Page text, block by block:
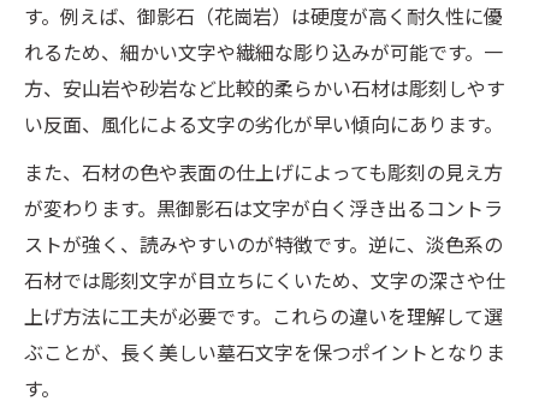
す。例えば、御影石（花崗岩）は硬度が高く耐久性に優
れるため、細かい文字や繊細な彫り込みが可能です。一
方、安山岩や砂岩など比較的柔らかい石材は彫刻しやす
い反面、風化による文字の劣化が早い傾向にあります。
また、石材の色や表面の仕上げによっても彫刻の見え方
が変わります。黒御影石は文字が白く浮き出るコントラ
ストが強く、読みやすいのが特徴です。逆に、淡色系の
石材では彫刻文字が目立ちにくいため、文字の深さや仕
上げ方法に工夫が必要です。これらの違いを理解して選
ぶことが、長く美しい墓石文字を保つポイントとなりま
す。